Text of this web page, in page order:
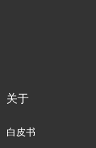
关于
白皮书